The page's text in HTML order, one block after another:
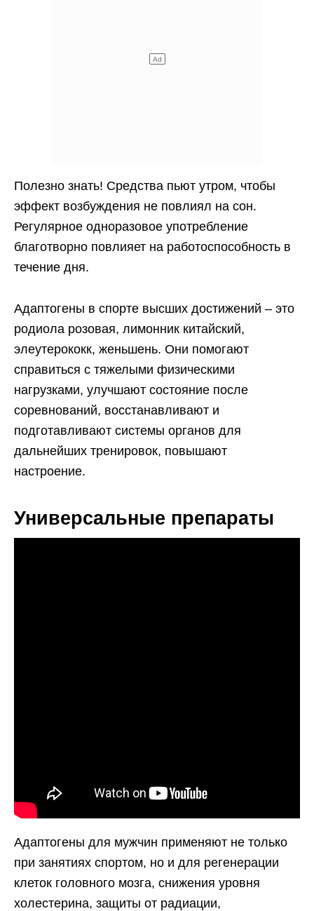
Полезно знать! Средства пьют утром, чтобы
эффект возбуждения не повлиял на сон.
Регулярное одноразовое употребление
благотворно повлияет на работоспособность в
течение дня.
Адаптогены в спорте высших достижений – это
родиола розовая, лимонник китайский,
элеутерококк, женьшень. Они помогают
справиться с тяжелыми физическими
нагрузками, улучшают состояние после
соревнований, восстанавливают и
подготавливают системы органов для
дальнейших тренировок, повышают
настроение.
Универсальные препараты
Адаптогены для мужчин применяют не только
при занятиях спортом, но и для регенерации
клеток головного мозга, снижения уровня
холестерина, защиты от радиации,